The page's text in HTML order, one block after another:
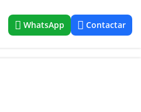
WhatsApp Contactar